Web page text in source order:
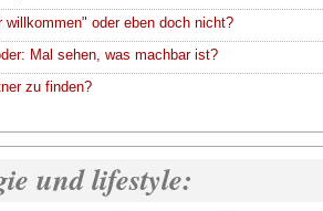
willkommen" oder eben doch nicht?
Mal sehen, was machbar ist?
zu finden?
und lifestyle: